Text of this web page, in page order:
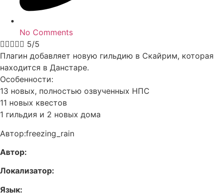
No Comments
 5/5
Плагин добавляет новую гильдию в Скайрим, которая
находится в Данстаре.
Особенности:
13 новых, полностью озвученных НПС
11 новых квестов
1 гильдия и 2 новых дома
Автор:freezing_rain
Автор:
Локализатор:
Язык: